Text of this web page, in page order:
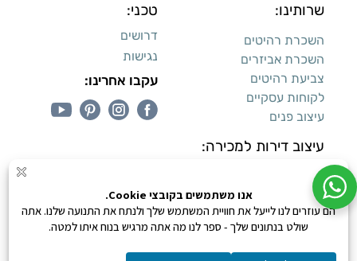
שרותינו:
השכרת רהיטים
השכרת אביזרים
צביעת רהיטים
לקוחות עסקיים
עיצוב פנים
עיצוב דירות למכירה:
טכני:
דרושים
נגישות
עקבו אחרינו:
קנייה מאובטחת 0